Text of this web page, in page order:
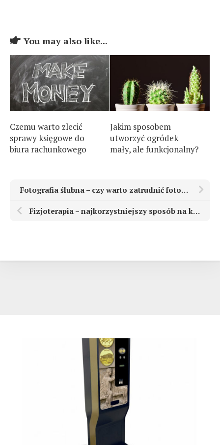
You may also like...
Czemu warto zlecić
sprawy księgowe do
biura rachunkowego
Jakim sposobem
utworzyć ogródek
mały, ale funkcjonalny?
Fotografia ślubna – czy warto zatrudnić fotografa?
Fizjoterapia – najkorzystniejszy sposób na kłopoty zdrowotne.